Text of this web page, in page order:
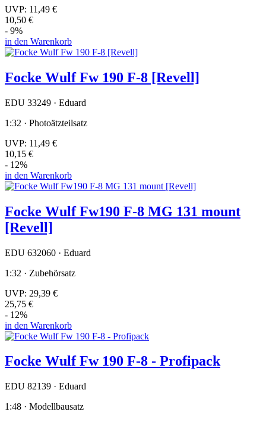
UVP: 11,49 €
10,50 €
- 9%
in den Warenkorb
Focke Wulf Fw 190 F-8 [Revell]
EDU 33249 · Eduard
1:32 · Photoätzteilsatz
UVP: 11,49 €
10,15 €
- 12%
in den Warenkorb
Focke Wulf Fw190 F-8 MG 131 mount
[Revell]
EDU 632060 · Eduard
1:32 · Zubehörsatz
UVP: 29,39 €
25,75 €
- 12%
in den Warenkorb
Focke Wulf Fw 190 F-8 - Profipack
EDU 82139 · Eduard
1:48 · Modellbausatz